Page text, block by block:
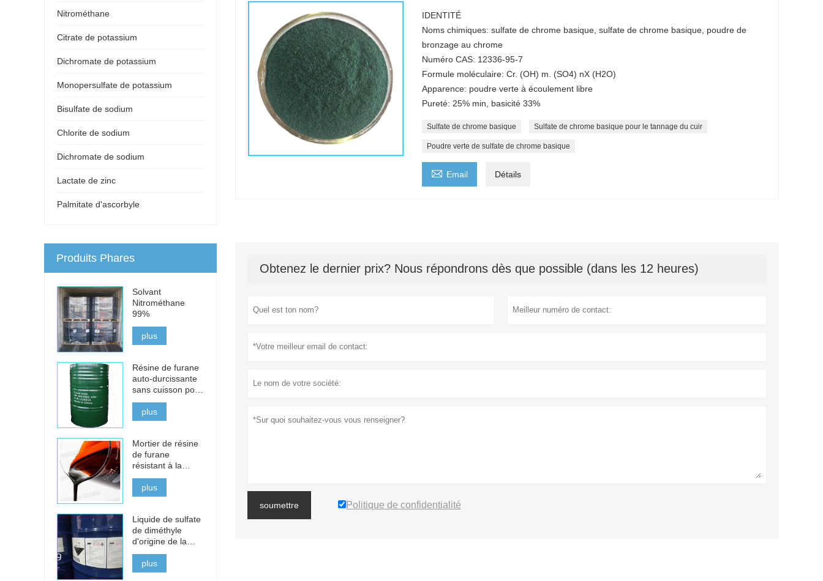
IDENTITÉ
Noms chimiques: sulfate de chrome basique, sulfate de chrome basique, poudre de
bronzage au chrome
Numéro CAS: 12336-95-7
Formule moléculaire: Cr. (OH) m. (SO4) nX (H2O)
Apparence: poudre verte à écoulement libre
Pureté: 25% min, basicité 33%
Sulfate de chrome basique Sulfate de chrome basique pour le tannage du cuir
Poudre verte de sulfate de chrome basique
 Email Détails
Obtenez le dernier prix? Nous répondrons dès que possible (dans les 12 heures)
soumettre Politique de confidentialité
Nitrométhane
Citrate de potassium
Dichromate de potassium
Monopersulfate de potassium
Bisulfate de sodium
Chlorite de sodium
Dichromate de sodium
Lactate de zinc
Palmitate d'ascorbyle
Produits Phares
Solvant
Nitrométhane
99%
plus
Résine de furane
auto-durcissante
sans cuisson pour
la fonte, l'acier et
les métaux non
ferreux
plus
Mortier de résine
de furane
résistant à la
corrosion pour les
briques acides
plus
Liquide de sulfate
de diméthyle
d'origine de la
Chine à vendre
plus